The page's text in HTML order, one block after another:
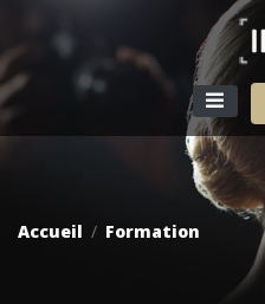
Accueil
Formation